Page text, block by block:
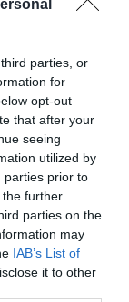
parties, or
for
opt-out
that after your
seeing
utilized by
parties prior to
further
parties on the
may
IAB’s List of
it to other